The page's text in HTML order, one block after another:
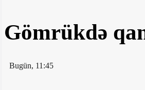
Gömrükdə
Bugün, 11:45